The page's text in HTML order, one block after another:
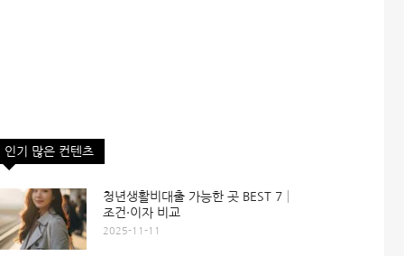
인기 많은 컨텐츠
청년생활비대출 가능한 곳 BEST 7│
조건·이자 비교
2025-11-11